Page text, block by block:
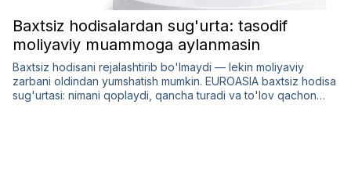
Baxtsiz hodisalardan sug'urta: tasodif
moliyaviy muammoga aylanmasin
Baxtsiz hodisani rejalashtirib bo'lmaydi — lekin moliyaviy
zarbani oldindan yumshatish mumkin. EUROASIA baxtsiz hodisa
sug'urtasi: nimani qoplaydi, qancha turadi va to'lov qachon